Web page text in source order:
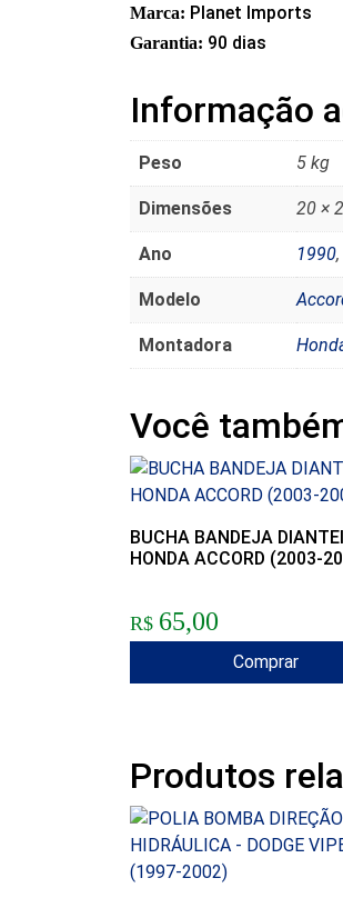
Marca: Planet Imports
Garantia: 90 dias
Informação
Peso 5 kg
Dimensões 20 ×
Ano 1990,
Modelo
Montadora
Você
BUCHA BANDEJA
HONDA ACCORD (2003-
R$ 65,00
Comprar
Produtos